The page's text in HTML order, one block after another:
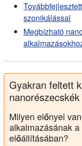
szonikálással
Megbízható
Gyakran feltett
Milyen előnyei
alkalmazásának
előállításában?